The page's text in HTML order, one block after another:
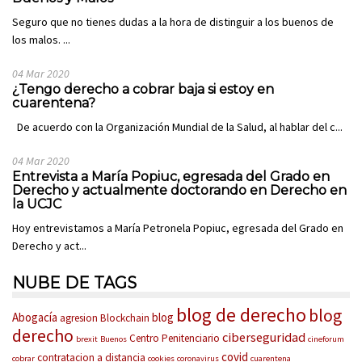
Seguro que no tienes dudas a la hora de distinguir a los buenos de
los malos. ...
04 Mar 2020
¿Tengo derecho a cobrar baja si estoy en
cuarentena?
De acuerdo con la Organización Mundial de la Salud, al hablar del c...
04 Mar 2020
Entrevista a María Popiuc, egresada del Grado en
Derecho y actualmente doctorando en Derecho en
la UCJC
Hoy entrevistamos a María Petronela Popiuc, egresada del Grado en
Derecho y act...
NUBE DE TAGS
Abogacía agresion Blockchain blog blog de derecho blog
derecho brexit Buenos Centro Penitenciario ciberseguridad cineforum
cobrar contratacion a distancia cookies coronavirus covid cuarentena